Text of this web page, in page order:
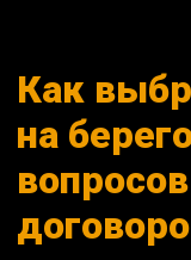
Как
на